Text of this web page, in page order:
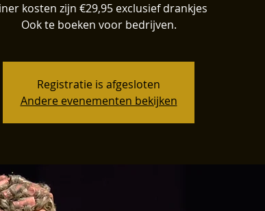
kosten zijn €29,95 exclusief drankjes
Registratie is afgesloten
Andere evenementen bekijken